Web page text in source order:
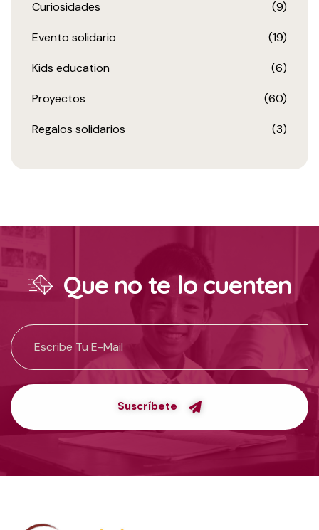
Curiosidades (9)
Evento solidario (19)
Kids education (6)
Proyectos (60)
Regalos solidarios (3)
Que no te lo cuenten
Suscríbete